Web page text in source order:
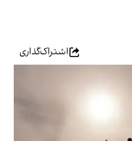
اشتراک‌گذاری